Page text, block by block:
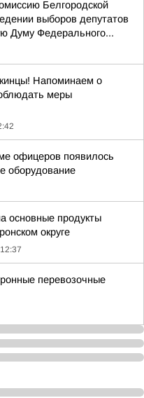
Белгородской
выборов депутатов
Думу Федерального...
Напоминаем о
меры
офицеров появилось
оборудование
основные продукты
округе
12:37
перевозочные